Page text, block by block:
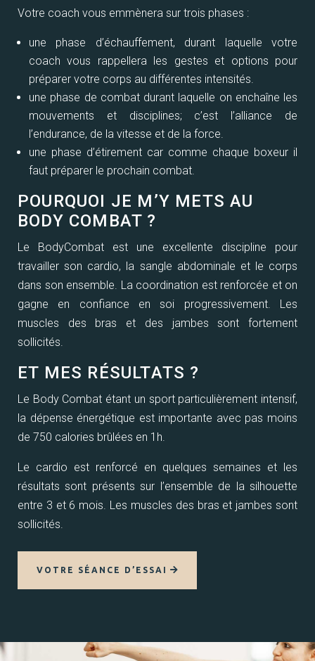
Votre coach vous emmènera sur trois phases :
une phase d’échauffement, durant laquelle votre
coach vous rappellera les gestes et options pour
préparer votre corps au différentes intensités.
une phase de combat durant laquelle on enchaîne les
mouvements et disciplines; c’est l’alliance de
l’endurance, de la vitesse et de la force.
une phase d’étirement car comme chaque boxeur il
faut préparer le prochain combat.
POURQUOI JE M’Y METS AU
BODY COMBAT ?
Le BodyCombat est une excellente discipline pour
travailler son cardio, la sangle abdominale et le corps
dans son ensemble. La coordination est renforcée et on
gagne en confiance en soi progressivement. Les
muscles des bras et des jambes sont fortement
sollicités.
ET MES RÉSULTATS ?
Le Body Combat étant un sport particulièrement intensif,
la dépense énergétique est importante avec pas moins
de 750 calories brûlées en 1h.
Le cardio est renforcé en quelques semaines et les
résultats sont présents sur l’ensemble de la silhouette
entre 3 et 6 mois. Les muscles des bras et jambes sont
sollicités.
VOTRE SÉANCE D’ESSAI